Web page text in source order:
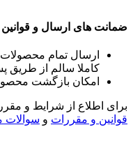
ضمانت های ارسال و قوانین
ارسال تمام
کاملا سالم از طریق
امکان بازگشت
برای اطلاع از شرایط و
قوانین و مقررات و سوالات